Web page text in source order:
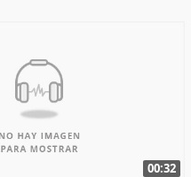
00:32